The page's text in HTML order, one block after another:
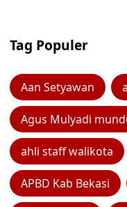
Tag Populer
Aan Setyawan
Agus Mulyadi
ahli staff walikota
APBD Kab Bekasi